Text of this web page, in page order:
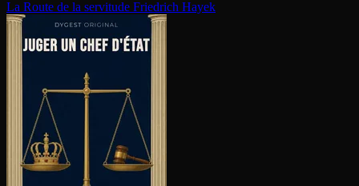
La Route de la servitude Friedrich Hayek